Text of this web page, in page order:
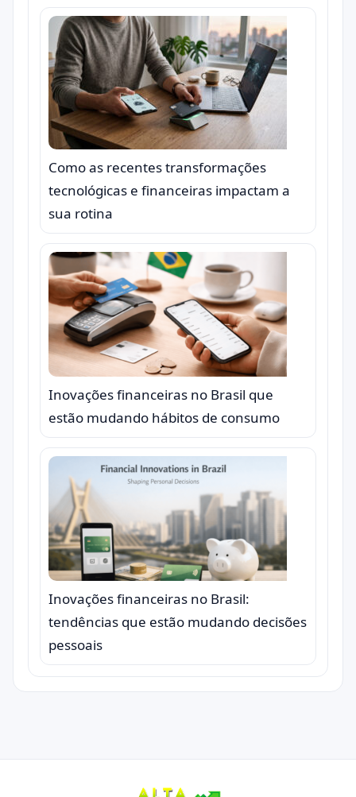
Como as recentes transformações
tecnológicas e financeiras impactam a
sua rotina
Inovações financeiras no Brasil que
estão mudando hábitos de consumo
Inovações financeiras no Brasil:
tendências que estão mudando decisões
pessoais